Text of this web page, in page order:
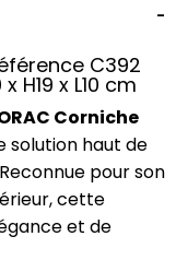
C392
H19 x L10 cm
Corniche
solution haut de
pour son
cette
et de